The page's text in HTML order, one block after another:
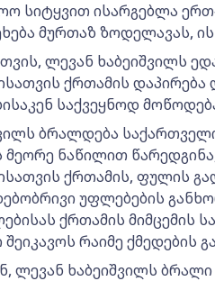
სიტყვით ისარგებლა
მურთაზ ზოდელავას,
ლევან ხაბეიშვილს
ქრთამის
საქვეყნოდ
ბრალდება
მეორე ნაწილით
ქრთამის, ფულის
უფლებების
ქრთამის მიმცემის
შეიკავოს რაიმე ქმედების
ლევან ხაბეიშვილს